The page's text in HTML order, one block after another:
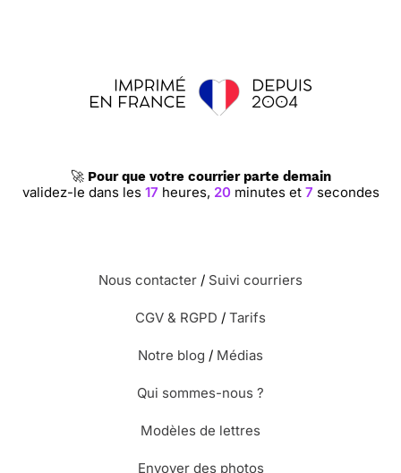
🚀 Pour que votre courrier parte demain
validez-le dans les 17 heures, 20minutes et 6 secondes
Nous contacter / Suivi courriers
CGV & RGPD / Tarifs
Notre blog / Médias
Qui sommes-nous ?
Modèles de lettres
Envoyer des photos